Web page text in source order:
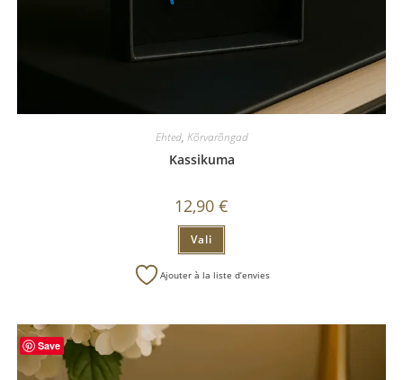
Ehted, Kõrvarõngad
Kassikuma
12,90 €
Vali
Ajouter à la liste d’envies
Save